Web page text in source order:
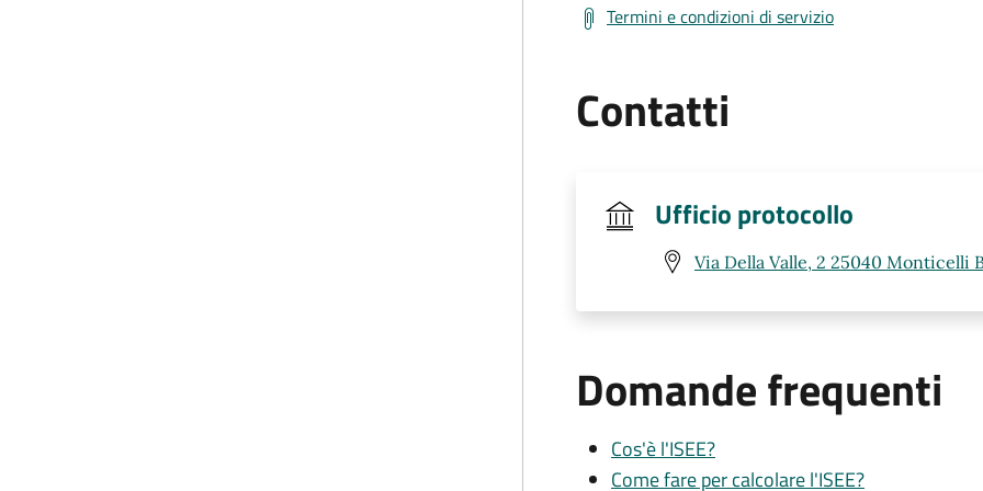
Termini e condizioni di servizio
Contatti
Ufficio protocollo
Via Della Valle, 2 25040 Monticelli
Domande frequenti
Cos'è l'ISEE?
Come fare per calcolare l'ISEE?